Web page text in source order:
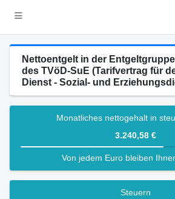
Nettoentgelt in der
des TVöD-SuE (Tarifvertrag für
Dienst - Sozial- und
Monatliches nettogehalt in
3.240,58 €
Von jedem Euro bleiben
Steuern